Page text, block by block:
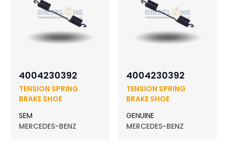
4004230392
TENSION SPRING
BRAKE SHOE
SEM
MERCEDES-BENZ
4004230392
TENSION SPRING
BRAKE SHOE
GENUINE
MERCEDES-BENZ